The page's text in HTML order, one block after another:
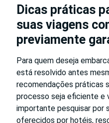
Dicas práticas
suas viagens
previamente
Para quem deseja
está resolvido antes
recomendações práticas
processo seja eficiente e
importante pesquisar por
oferecidos por hotéis,